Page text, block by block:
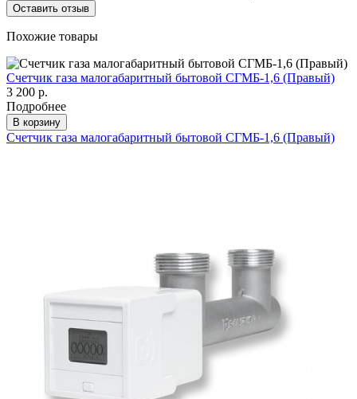
Оставить отзыв
Похожие товары
Счетчик газа малогабаритный бытовой СГМБ-1,6 (Правый)
3 200 р.
Подробнее
В корзину
Счетчик газа малогабаритный бытовой СГМБ-1,6 (Правый)